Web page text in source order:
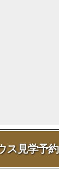
ス見学予約